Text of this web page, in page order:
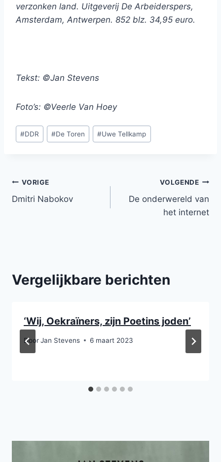
verzonken land. Uitgeverij De Arbeiderspers,
Amsterdam, Antwerpen. 852 blz. 34,95 euro.
Tekst: ©Jan Stevens
Foto’s: ©Veerle Van Hoey
Bericht
tags:
#DDR #De Toren #Uwe Tellkamp
Bericht
navigatie
VORIGE
Dmitri Nabokov
VOLGENDE
De onderwereld van
het internet
Vergelijkbare berichten
‘Wij, Oekraïners, zijn Poetins joden’
DoorJan Stevens 6 maart 2023